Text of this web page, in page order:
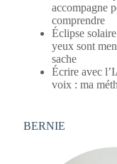
accompagne
comprendre
Éclipse
yeux sont
sache
Écrire avec
voix : ma
BERNIE